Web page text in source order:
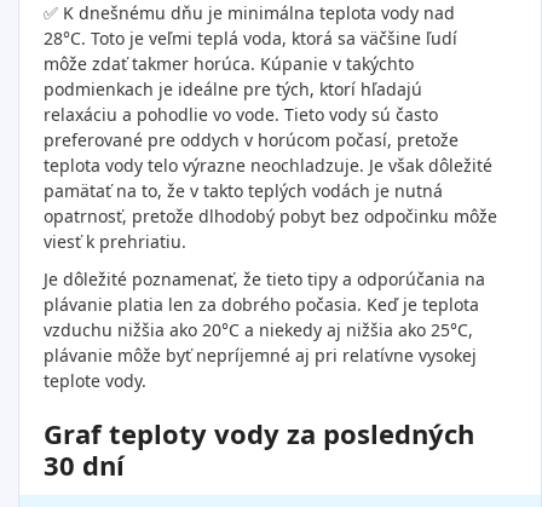
✅ K dnešnému dňu je minimálna teplota vody nad
28°C. Toto je veľmi teplá voda, ktorá sa väčšine ľudí
môže zdať takmer horúca. Kúpanie v takýchto
podmienkach je ideálne pre tých, ktorí hľadajú
relaxáciu a pohodlie vo vode. Tieto vody sú často
preferované pre oddych v horúcom počasí, pretože
teplota vody telo výrazne neochladzuje. Je však dôležité
pamätať na to, že v takto teplých vodách je nutná
opatrnosť, pretože dlhodobý pobyt bez odpočinku môže
viesť k prehriatiu.
Je dôležité poznamenať, že tieto tipy a odporúčania na
plávanie platia len za dobrého počasia. Keď je teplota
vzduchu nižšia ako 20°C a niekedy aj nižšia ako 25°C,
plávanie môže byť nepríjemné aj pri relatívne vysokej
teplote vody.
Graf teploty vody za posledných
30 dní